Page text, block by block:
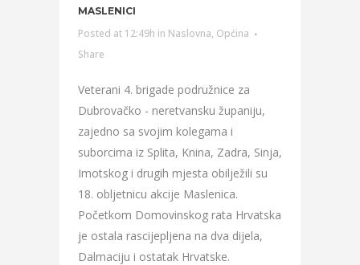
MASLENICI
Posted at 12:49h in Naslovna, Općina
Share
Veterani 4. brigade podružnice za
Dubrovačko - neretvansku županiju,
zajedno sa svojim kolegama i
suborcima iz Splita, Knina, Zadra, Sinja,
Imotskog i drugih mjesta obilježili su
18. obljetnicu akcije Maslenica.
Početkom Domovinskog rata Hrvatska
je ostala rascijepljena na dva dijela,
Dalmaciju i ostatak Hrvatske.